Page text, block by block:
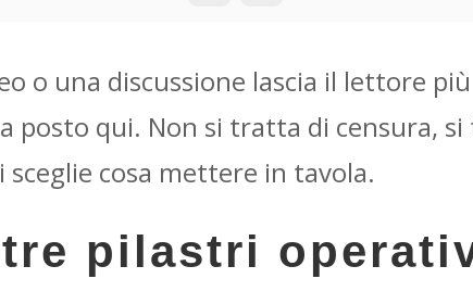
o una discussione lascia il lettore
posto qui. Non si tratta di censura,
sceglie cosa mettere in tavola.
pilastri